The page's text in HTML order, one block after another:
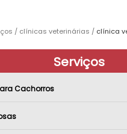
clínicas veterinárias clínica
Serviços
Cachorros